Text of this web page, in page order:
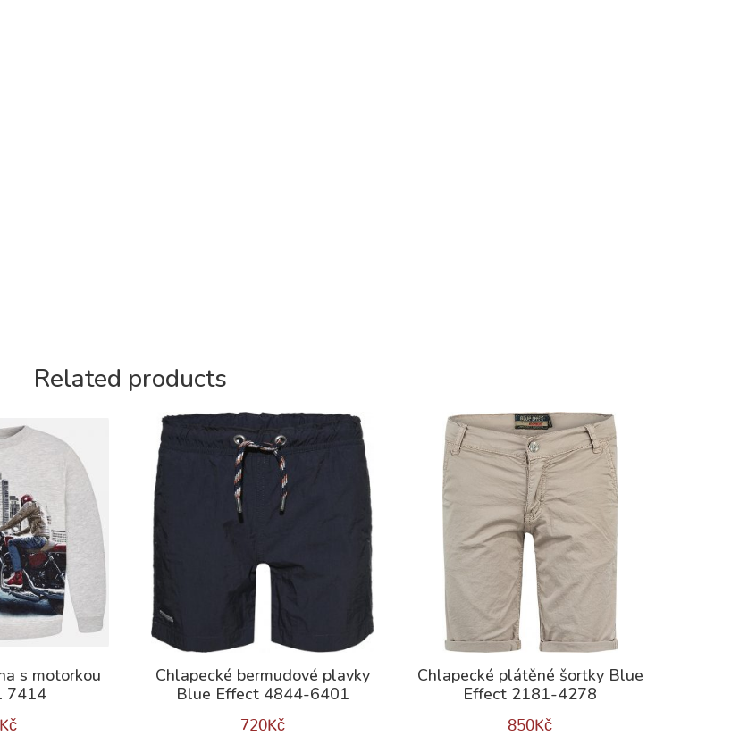
Related products
s motorkou
7414
Chlapecké bermudové plavky
Blue Effect 4844-6401
720Kč
Chlapecké plátěné šortky Blue
Effect 2181-4278
850Kč